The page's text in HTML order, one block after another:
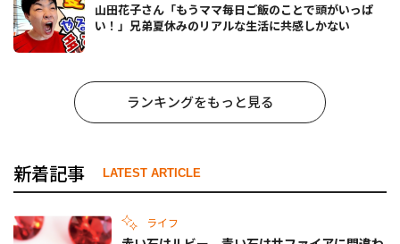
山田花子さん「もうママ毎日ご飯のことで頭がいっぱ
い！」兄弟夏休みのリアルな生活に共感しかない
ランキングをもっと見る
新着記事 LATEST ARTICLE
ライフ